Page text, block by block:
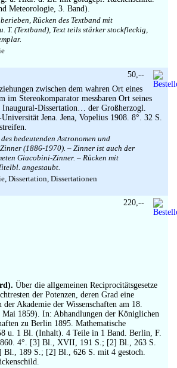
Meteorologie, 3. Band).
Rücken des Textband mit
T. (Textband), Text teils stärker stockfleckig,
zwischen dem wahren Ort eines
im Stereokomparator messbaren Ort seines
Inaugural-Dissertation… der Großherzogl.
Jena. Jena, Vopelius 1908. 8°. 32 S.
bedeutenden Astronomen und
(1886-1970). – Zinner ist auch der
Giacobini-Zinner. – Rücken mit
angestaubt.
Dissertation, Dissertationen
50,--
Über die allgemeinen Reciprocitätsgesetze
der Potenzen, deren Grad eine
Akademie der Wissenschaften am 18.
Mai 1859). In: Abhandlungen der Königlichen
zu Berlin 1895. Mathematische
u. 1 Bl. (Inhalt). 4 Teile in 1 Band. Berlin, F.
4°. [3] Bl., XVII, 191 S.; [2] Bl., 263 S.
189 S.; [2] Bl., 626 S. mit 4 gestoch.
220,--